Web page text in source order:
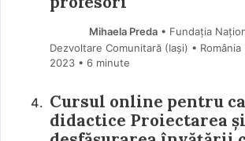
Mihaela Preda• Fundația
Dezvoltare Comunitară (Iaşi) • România
2023 • 6 minute
Cursul online pentru
didactice Proiectarea și